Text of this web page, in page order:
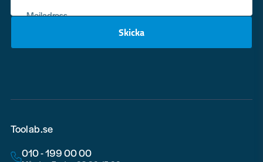
Mejladress
Skicka
Toolab.se
010 - 199 00 00